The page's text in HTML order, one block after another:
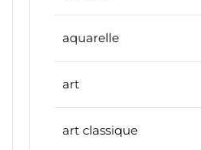
aquarelle
art
art classique